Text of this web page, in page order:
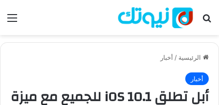
بحث عن
الرئيسية / أخبار
أخبار
أبل تطلق iOS 10.1 للجميع مع ميزة